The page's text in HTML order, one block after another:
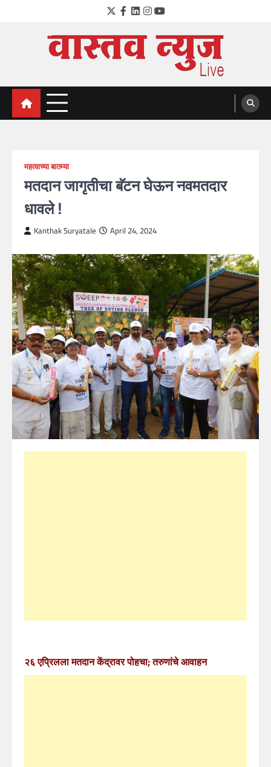
Twitter
Facebook
LinkedIn
Instagram
YouTube
VastavNEWSLive.com
a leading NEWS portal of Maharahstra
महत्वाच्या बातम्या
मतदान जागृतीचा बॅटन घेऊन नवमतदार
धावले !
Kanthak Suryatale April 24, 2024
२६ एप्रिलला मतदान केंद्रावर पोहचा; तरुणांचे आवाहन